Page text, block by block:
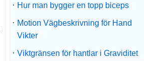
· Hur man bygger en topp biceps
· Motion Vägbeskrivning för Hand
Vikter
· Viktgränsen för hantlar i Graviditet